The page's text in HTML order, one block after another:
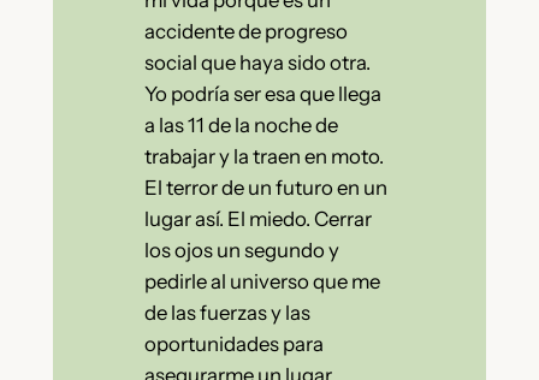
accidente de progreso
social que haya sido otra.
Yo podría ser esa que llega
a las 11 de la noche de
trabajar y la traen en moto.
El terror de un futuro en un
lugar así. El miedo. Cerrar
los ojos un segundo y
pedirle al universo que me
de las fuerzas y las
oportunidades para